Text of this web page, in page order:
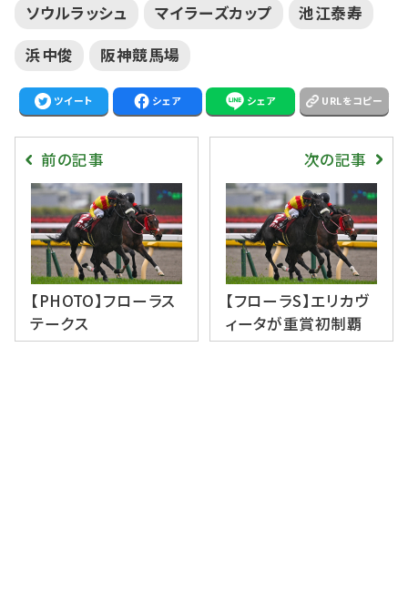
制覇 新...
ソウルラッシュ マイラーズカップ
池江泰寿
浜中俊
阪神競馬場
ツイート シェア シェア URLをコピー
前の記事
【PHOTO】フローラス
テークス
次の記事
【フローラS】エリカヴ
ィータが重賞初制覇